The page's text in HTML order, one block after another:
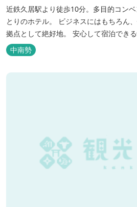
近鉄久居駅より徒歩10分。多目的コン
とりのホテル。 ビジネスにはもちろん
拠点として絶好地。 安心して宿泊でき
スも行き届いています。一志・ 嬉野のゴ
中南勢